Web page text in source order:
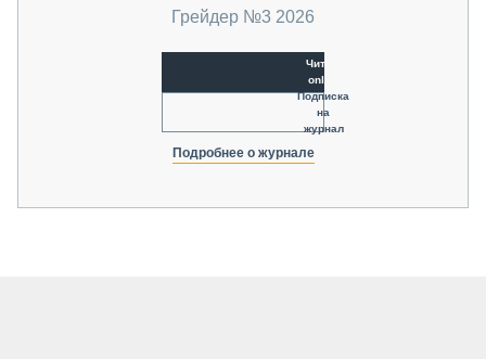
Грейдер №3 2026
Читать
online
Подписка
на
журнал
Подробнее о журнале